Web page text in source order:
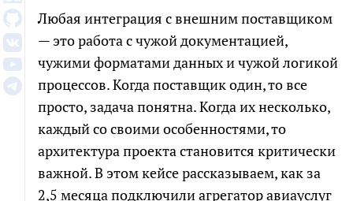
Любая интеграция с внешним поставщиком
— это работа с чужой документацией,
чужими форматами данных и чужой логикой
процессов. Когда поставщик один, то все
просто, задача понятна. Когда их несколько,
каждый со своими особенностями, то
архитектура проекта становится критически
важной. В этом кейсе рассказываем, как за
2,5 месяца подключили агрегатор авиауслуг